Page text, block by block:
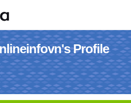
Profile